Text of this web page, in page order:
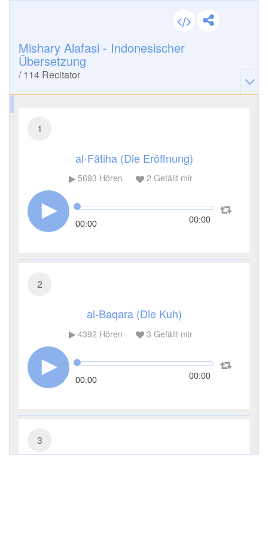
Mishary Alafasi - Indonesischer
Übersetzung
/114 Recitator
1
al-Fātiha (Die Eröffnung)
5693 Hören 2 Gefällt mir
00:00 00:00
2
al-Baqara (Die Kuh)
4392 Hören 3 Gefällt mir
00:00 00:00
3